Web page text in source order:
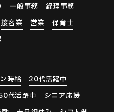
一般事務
経理事務
接客業 営業
保育士
時給
20代活躍中
代活躍中
シニア応援